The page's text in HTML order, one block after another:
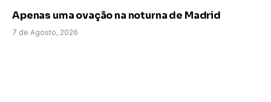
Apenas uma ovação na noturna de Madrid
7 de Agosto, 2026